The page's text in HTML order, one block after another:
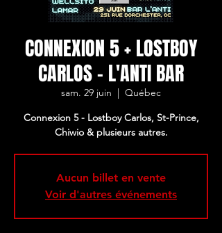
CONNEXION 5 + LOSTBOY
CARLOS - L'ANTI BAR
sam. 29 juin
  |
Québec
Connexion 5 - Lostboy Carlos, St-Prince,
Chiwio & plusieurs autres.
Aucun billet en vente
Voir d'autres événements